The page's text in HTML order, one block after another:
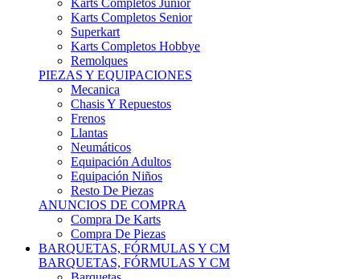
Superkart
Karts Completos Hobbye
Remolques
PIEZAS Y EQUIPACIONES
Mecanica
Chasis Y Repuestos
Frenos
Llantas
Neumáticos
Equipación Adultos
Equipación Niños
Resto De Piezas
ANUNCIOS DE COMPRA
Compra De Karts
Compra De Piezas
BARQUETAS, FÓRMULAS Y CM
BARQUETAS, FÓRMULAS Y CM
Barquetas
Fórmulas